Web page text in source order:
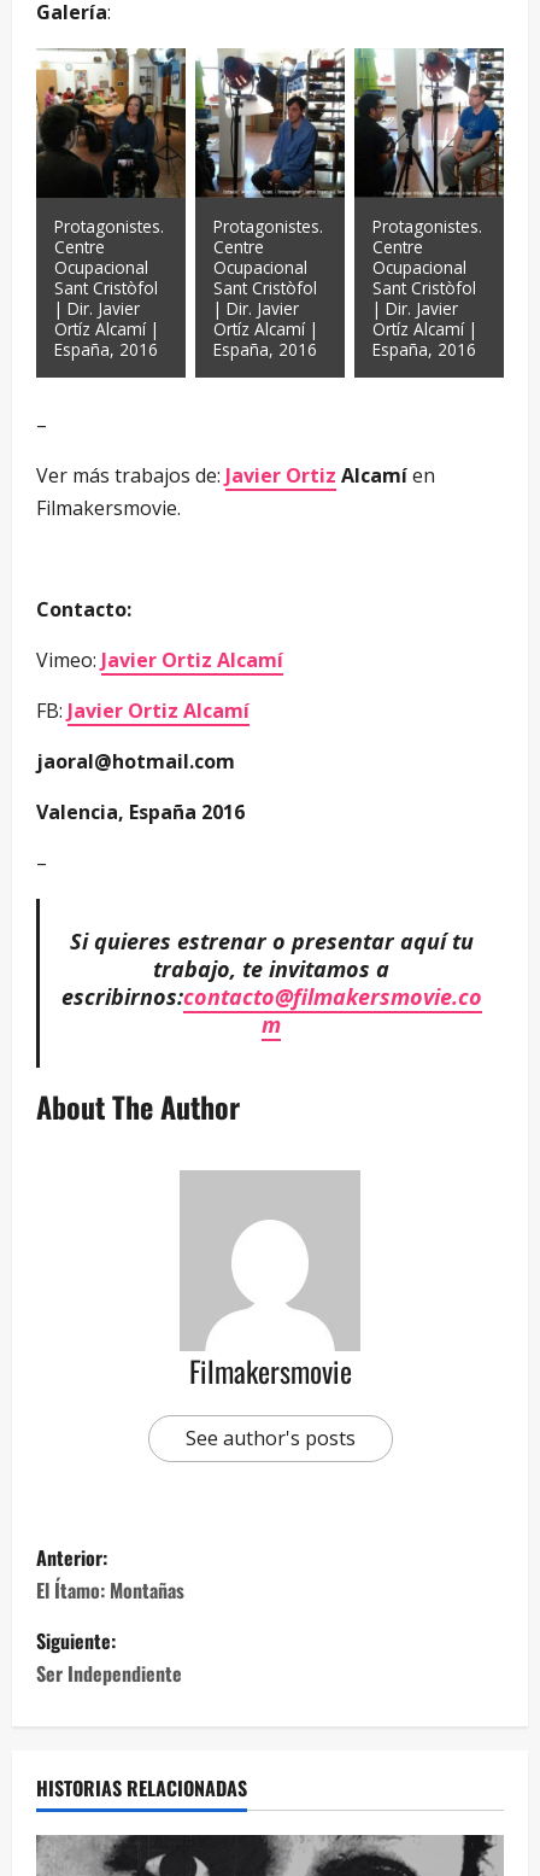
Galería:
Protagonistes.
Centre
Ocupacional
Sant Cristòfol
| Dir. Javier
Ortíz Alcamí |
España, 2016
Protagonistes.
Centre
Ocupacional
Sant Cristòfol
| Dir. Javier
Ortíz Alcamí |
España, 2016
Protagonistes.
Centre
Ocupacional
Sant Cristòfol
| Dir. Javier
Ortíz Alcamí |
España, 2016
–
Ver más trabajos de: Javier Ortiz Alcamíen
Filmakersmovie.
Contacto:
Vimeo: Javier Ortiz Alcamí
FB: Javier Ortiz Alcamí
jaoral@hotmail.com
Valencia, España 2016
–
Si quieres estrenar o presentar aquí tu
trabajo, te invitamos a
escribirnos:contacto@filmakersmovie.co
m
About The Author
Filmakersmovie
See author's posts
Anterior:
El Ítamo: Montañas
Siguiente:
Ser Independiente
HISTORIAS RELACIONADAS